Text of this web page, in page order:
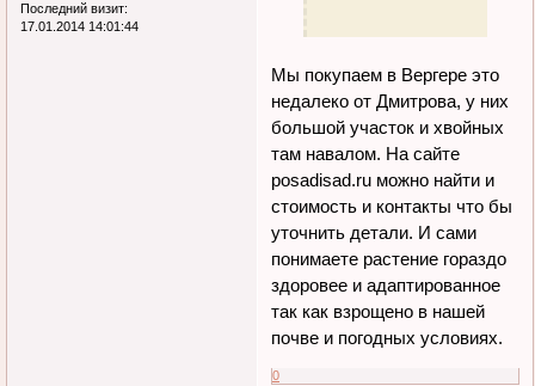
Последний визит:
17.01.2014 14:01:44
Мы покупаем в Вергере это
недалеко от Дмитрова, у них
большой участок и хвойных
там навалом. На сайте
posadisad.ru можно найти и
стоимость и контакты что бы
уточнить детали. И сами
понимаете растение гораздо
здоровее и адаптированное
так как взрощено в нашей
почве и погодных условиях.
0